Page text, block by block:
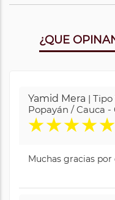
¿QUE
Yamid Mera |
Popayán / Cauca -
★★★★★
Muchas gracias por